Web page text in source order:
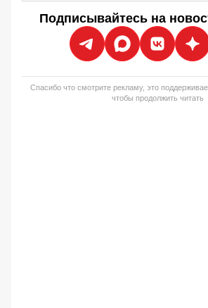
Подписывайтесь на
Спасибо что смотрите рекламу, это
чтобы продолжить читать